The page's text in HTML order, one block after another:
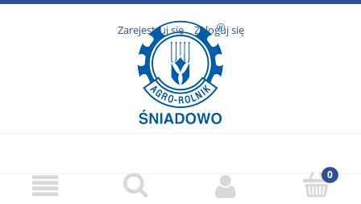
Zarejestruj się Zaloguj się